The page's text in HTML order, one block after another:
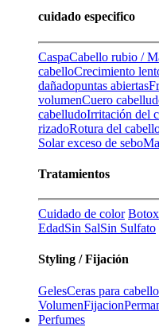
cuidado especifico
CaspaCabello rubio /
cabelloCrecimiento
dañadopuntas abiertas
volumenCuero
cabelludoIrritación del
rizadoRotura del
Solarexceso de sebo
Tratamientos
Cuidado de color
EdadSin SalSin Sulfato
Styling / Fijación
GelesCeras para cabello
VolumenFijacion
Perfumes